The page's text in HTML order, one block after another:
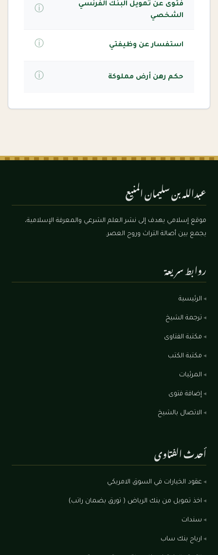
فتوى عن تمويل البنك الفرنسي
الشخصي
ⓘ
استفسار عن وظيفتي ⓘ
حكم رهن أرض مملوكة ⓘ
عبدالله بن سليمان المنيع
موقع إسلامي يهدف إلى نشر العلم الشرعي والمعرفة الإسلامية،
يجمع بين أصالة التراث وروح العصر.
روابط سريعة
الرئيسية
ترجمة الشيخ
مكتبة الفتاوى
مكتبة الكتب
المرئيات
إضافة فتوى
الاتصال بالشيخ
أحدث الفتاوى
عقود الخيارات في السوق الامريكي
اخذ تمويل من بنك الرياض ( تورق بضمان راتب)
سندات
ارباح بنك ساب